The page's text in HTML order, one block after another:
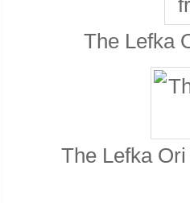
The Lefka
The Lefka